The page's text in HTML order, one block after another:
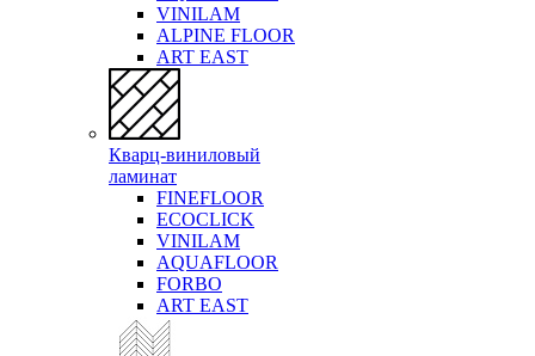
VINILAM
ALPINE FLOOR
ART EAST
Кварц-виниловый
ламинат
FINEFLOOR
ECOCLICK
VINILAM
AQUAFLOOR
FORBO
ART EAST